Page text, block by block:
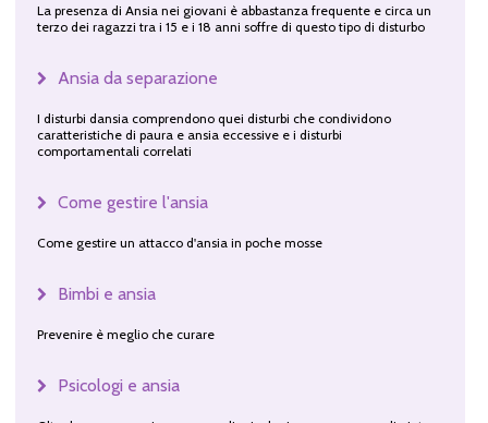
La presenza di Ansia nei giovani è abbastanza frequente e circa un
terzo dei ragazzi tra i 15 e i 18 anni soffre di questo tipo di disturbo
Ansia da separazione
I disturbi dansia comprendono quei disturbi che condividono
caratteristiche di paura e ansia eccessive e i disturbi
comportamentali correlati
Come gestire l'ansia
Come gestire un attacco d'ansia in poche mosse
Bimbi e ansia
Prevenire è meglio che curare
Psicologi e ansia